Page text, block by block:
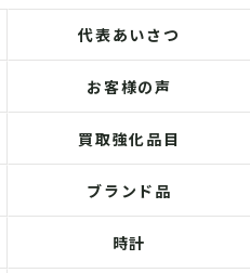
代表あいさつ
お客様の声
買取強化品目
ブランド品
時計